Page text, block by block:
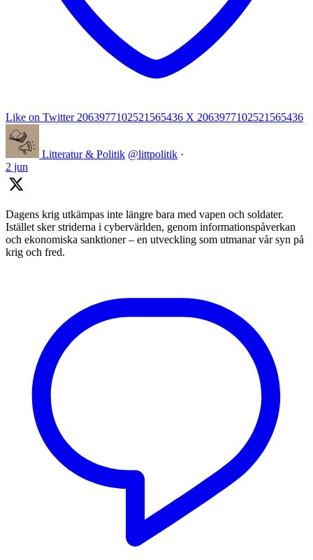
Like on Twitter 2063977102521565436 X 2063977102521565436
Litteratur & Politik @littpolitik ·
2 jun
Dagens krig utkämpas inte längre bara med vapen och soldater.
Istället sker striderna i cybervärlden, genom informationspåverkan
och ekonomiska sanktioner – en utveckling som utmanar vår syn på
krig och fred.